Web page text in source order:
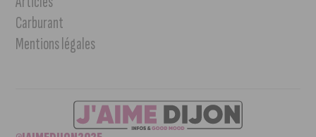
Carburant
Mentions légales